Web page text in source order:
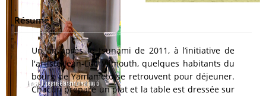
Résumé
Un an après le tsunami de 2011, à l’initiative de
l'artiste Jean-Luc Vilmouth, quelques habitants du
bourg de Yamamoto se retrouvent pour déjeuner.
Chacun prépare un plat et la table est dressée sur